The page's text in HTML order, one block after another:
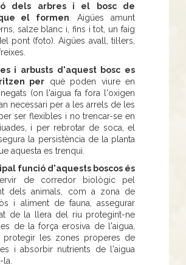
dels arbres i el bosc de
el formen . Aigües amunt
salze blanc i, fins i tot, un faig
pont (foto). Aigües avall, til·lers,
i arbusts d'aquest bosc es
per què poden viure en
(on l'aigua fa fora l'oxigen
necessari per a les arrels de les
ser flexibles i no trencar-se en
i per rebrotar de soca, el
la persistència de la planta
aquesta es trenqui.
funció d'aquests boscos és
de corredor biològic pel
dels animals, com a zona de
i aliment de fauna, assegurar
de la llera del riu protegint-ne
de la força erosiva de l'aigua,
protegir les zones properes de
i absorbir nutrients de l'aigua